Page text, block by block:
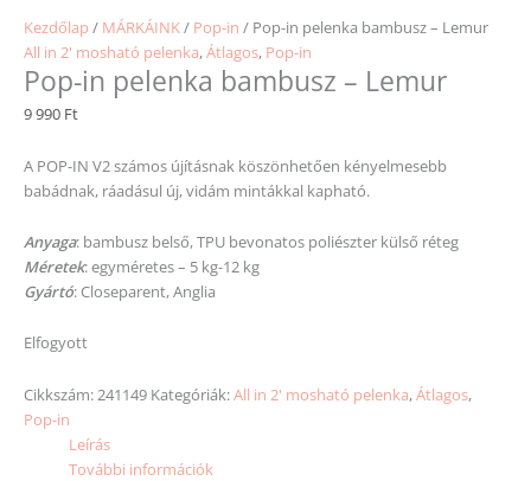
Kezdőlap / MÁRKÁINK/ Pop-in / Pop-in pelenka bambusz – Lemur
All in 2' mosható pelenka,Átlagos, Pop-in
Pop-in pelenka bambusz – Lemur
9 990 Ft
A POP-IN V2 számos újításnak köszönhetően kényelmesebb
babádnak, ráadásul új, vidám mintákkal kapható.
Anyaga: bambusz belső, TPU bevonatos poliészter külső réteg
Méretek: egyméretes – 5 kg-12 kg
Gyártó: Closeparent, Anglia
Elfogyott
Cikkszám:241149 Kategóriák:All in 2' mosható pelenka,Átlagos,
Pop-in
Leírás
További információk